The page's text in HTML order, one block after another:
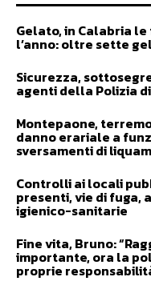
Gelato, in Calabria
l’anno: oltre sette
Sicurezza,
agenti della Polizia
Montepaone,
danno erariale a
sversamenti di
Controlli ai locali
presenti, vie di fuga,
igienico-sanitarie
Fine vita, Bruno:
importante, ora la
proprie